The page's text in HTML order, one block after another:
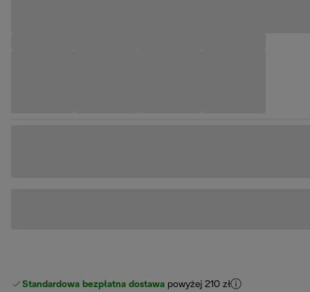
Standardowa bezpłatna dostawa powyżej 210 zł